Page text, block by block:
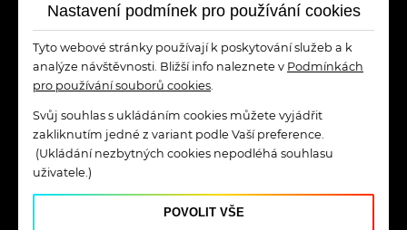
Nastavení podmínek pro používání cookies
Tyto webové stránky používají k poskytování služeb a k
analýze návštěvnosti. Bližší info naleznete v Podmínkách
pro používání souborů cookies
Svůj souhlas s ukládáním cookies můžete vyjádřit
zakliknutím jedné z variant podle Vaší preference.
(Ukládání nezbytných cookies nepodléhá souhlasu
uživatele.)
POVOLIT VŠE
© 2026